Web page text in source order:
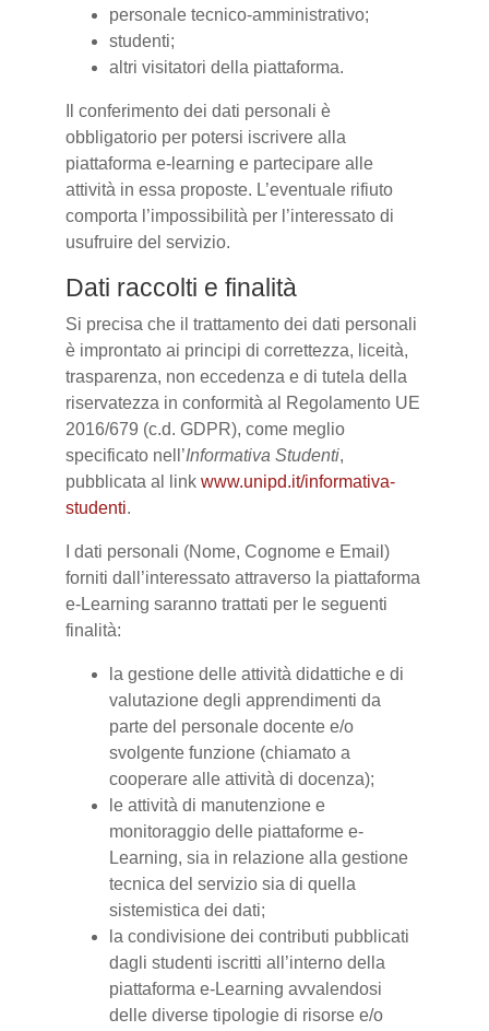
personale tecnico-amministrativo;
studenti;
altri visitatori della piattaforma.
Il conferimento dei dati personali è
obbligatorio per potersi iscrivere alla
piattaforma e-learning e partecipare alle
attività in essa proposte. L’eventuale rifiuto
comporta l’impossibilità per l’interessato di
usufruire del servizio.
Dati raccolti e finalità
Si precisa che il trattamento dei dati personali
è improntato ai principi di correttezza, liceità,
trasparenza, non eccedenza e di tutela della
riservatezza in conformità al Regolamento UE
2016/679 (c.d. GDPR), come meglio
specificato nell’Informativa Studenti,
pubblicata al link www.unipd.it/informativa-
studenti.
I dati personali (Nome, Cognome e Email)
forniti dall’interessato attraverso la piattaforma
e-Learning saranno trattati per le seguenti
finalità:
la gestione delle attività didattiche e di
valutazione degli apprendimenti da
parte del personale docente e/o
svolgente funzione (chiamato a
cooperare alle attività di docenza);
le attività di manutenzione e
monitoraggio delle piattaforme e-
Learning, sia in relazione alla gestione
tecnica del servizio sia di quella
sistemistica dei dati;
la condivisione dei contributi pubblicati
dagli studenti iscritti all’interno della
piattaforma e-Learning avvalendosi
delle diverse tipologie di risorse e/o